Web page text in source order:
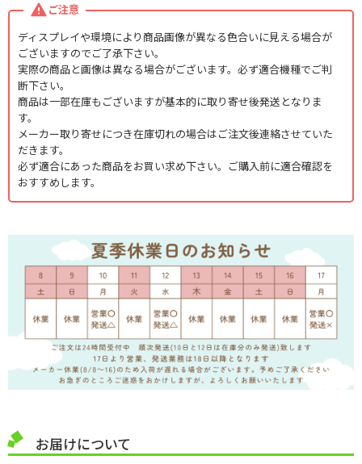
ご注意
ディスプレイや環境により商品画像が異なる色合いに見える場合が
ございますのでご了承下さい。
実際の商品と画像は異なる場合がございます。必ず適合機種でご判
断下さい。
商品は一部在庫もございますが基本的に取り寄せ後発送となりま
す。
メーカー取り寄せにつき在庫切れの場合はご注文後連絡させていた
だきます。
必ず適合にあった商品をお買い求め下さい。ご購入前に適合確認を
おすすめします。
お届けについて